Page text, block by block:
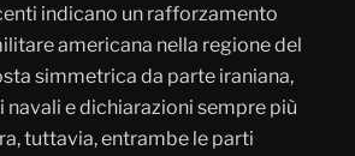
indicano un rafforzamento
americana nella regione del
simmetrica da parte iraniana,
e dichiarazioni sempre più
tuttavia, entrambe le parti